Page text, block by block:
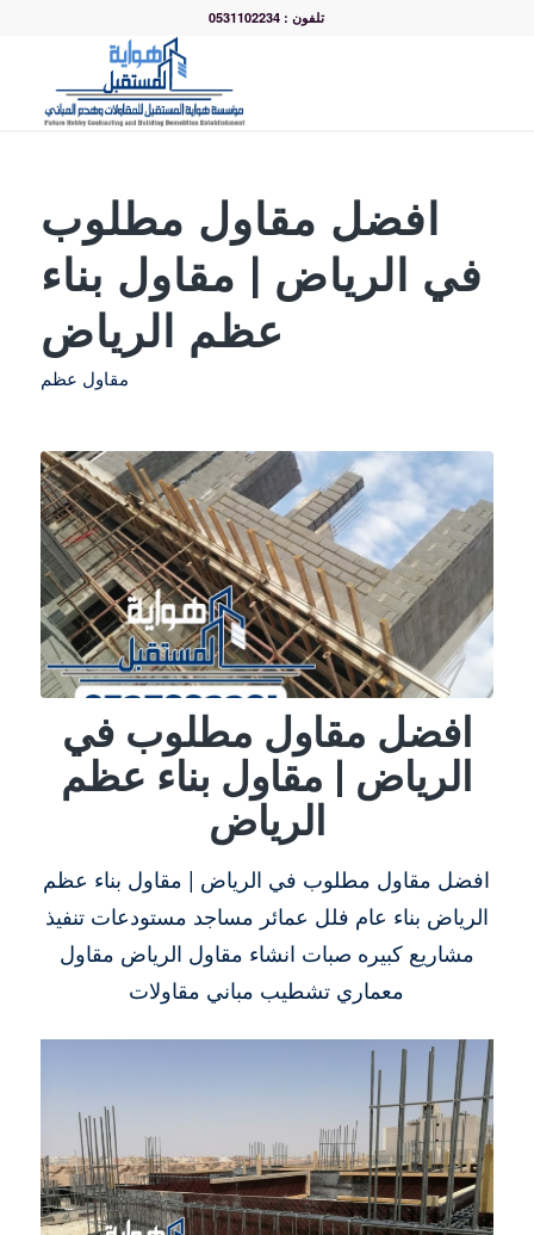
تلفون : 0531102234
افضل مقاول مطلوب
في الرياض | مقاول بناء
عظم الرياض
مقاول عظم
افضل مقاول مطلوب في
الرياض | مقاول بناء عظم
الرياض
افضل مقاول مطلوب في الرياض | مقاول بناء عظم
الرياض بناء عام فلل عمائر مساجد مستودعات تنفيذ
مشاريع كبيره صبات انشاء مقاول الرياض مقاول
معماري تشطيب مباني مقاولات